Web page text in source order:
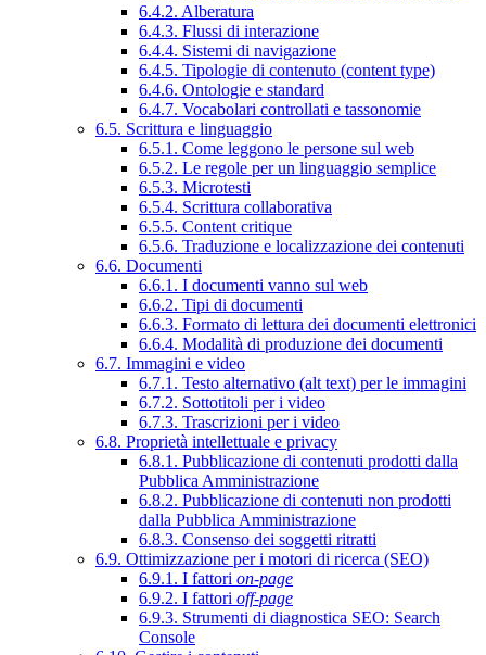
6.4.2. Alberatura
6.4.3. Flussi di interazione
6.4.4. Sistemi di navigazione
6.4.5. Tipologie di contenuto (content type)
6.4.6. Ontologie e standard
6.4.7. Vocabolari controllati e tassonomie
6.5. Scrittura e linguaggio
6.5.1. Come leggono le persone sul web
6.5.2. Le regole per un linguaggio semplice
6.5.3. Microtesti
6.5.4. Scrittura collaborativa
6.5.5. Content critique
6.5.6. Traduzione e localizzazione dei contenuti
6.6. Documenti
6.6.1. I documenti vanno sul web
6.6.2. Tipi di documenti
6.6.3. Formato di lettura dei documenti elettronici
6.6.4. Modalità di produzione dei documenti
6.7. Immagini e video
6.7.1. Testo alternativo (alt text) per le immagini
6.7.2. Sottotitoli per i video
6.7.3. Trascrizioni per i video
6.8. Proprietà intellettuale e privacy
6.8.1. Pubblicazione di contenuti prodotti dalla
Pubblica Amministrazione
6.8.2. Pubblicazione di contenuti non prodotti
dalla Pubblica Amministrazione
6.8.3. Consenso dei soggetti ritratti
6.9. Ottimizzazione per i motori di ricerca (SEO)
6.9.1. I fattori on-page
6.9.2. I fattori off-page
6.9.3. Strumenti di diagnostica SEO: Search
Console